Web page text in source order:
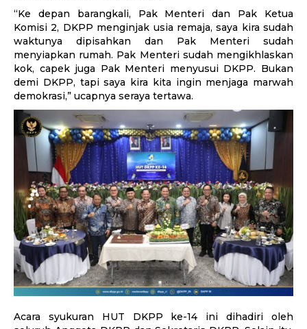
“Ke depan barangkali, Pak Menteri dan Pak Ketua
Komisi 2, DKPP menginjak usia remaja, saya kira sudah
waktunya dipisahkan dan Pak Menteri sudah
menyiapkan rumah. Pak Menteri sudah mengikhlaskan
kok, capek juga Pak Menteri menyusui DKPP. Bukan
demi DKPP, tapi saya kira kita ingin menjaga marwah
demokrasi,” ucapnya seraya tertawa.
Acara syukuran HUT DKPP ke-14 ini dihadiri oleh